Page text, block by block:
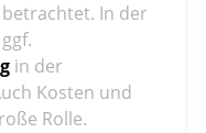
In der
in der
Kosten und
Rolle.